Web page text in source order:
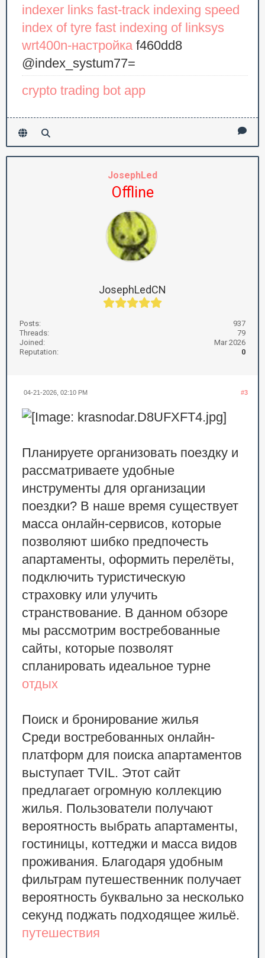
indexer links fast-track indexing speed
index of tyre fast indexing of linksys
wrt400n-настройка f460dd8
@index_systum77=
crypto trading bot app
JosephLed
Offline
JosephLedCN
Posts:
937
Threads:
79
Joined:
Mar 2026
Reputation:
0
#3
04-21-2026, 02:10 PM
Планируете организовать поездку и
рассматриваете удобные
инструменты для организации
поездки? В наше время существует
масса онлайн-сервисов, которые
позволяют шибко предпочесть
апартаменты, оформить перелёты,
подключить туристическую
страховку или улучить
странствование. В данном обзоре
мы рассмотрим востребованные
сайты, которые позволят
спланировать идеальное турне
отдых
Поиск и бронирование жилья
Среди востребованных онлайн-
платформ для поиска апартаментов
выступает TVIL. Этот сайт
предлагает огромную коллекцию
жилья. Пользователи получают
вероятность выбрать апартаменты,
гостиницы, коттеджи и масса видов
проживания. Благодаря удобным
фильтрам путешественник получает
вероятность буквально за несколько
секунд поджать подходящее жильё.
путешествия